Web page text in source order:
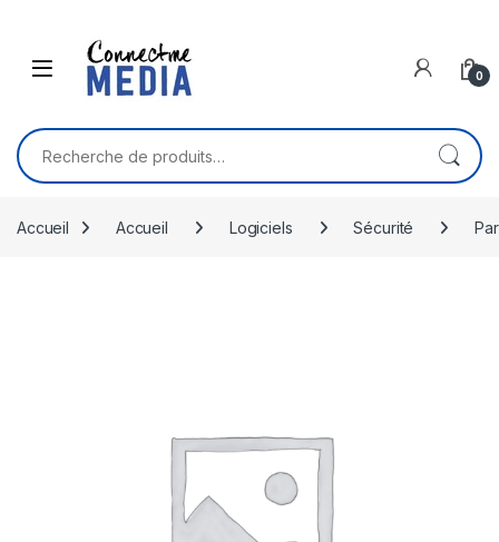
0
Recherche pour :
Accueil Accueil Logiciels Sécurité